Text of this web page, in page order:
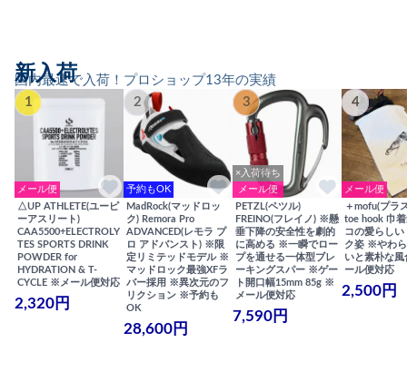
国内最速で入荷！プロショップ13年の実績
新入荷
1
メール便
△UP ATHLETE(ユーピ
ーアスリート)
CAA5500+ELECTROLY
TES SPORTS DRINK
POWDER for
HYDRATION & T-
CYCLE ※メール便対応
2,320円
2
予約もOK
MadRock(マッドロッ
ク) Remora Pro
ADVANCED(レモラ プ
ロ アドバンスト) ※限
定リミテッドモデル ※
マッドロック最強XFラ
バー採用 ※異次元のフ
リクション ※予約も
OK
28,600円
3
×入荷待ち
メール便
PETZL(ペツル)
FREINO(フレイノ) ※懸
垂下降の安全性を劇的
に高める ※一瞬でロー
プを通せる一体型ブレ
ーキングスパー ※ゲー
ト開口幅15mm 85g ※
メール便対応
7,590円
4
メール便
＋mofu(プラ
toe hook 巾
コの愛らしい
ク姿 ※やわ
いと素朴な
ール便対応
2,500円